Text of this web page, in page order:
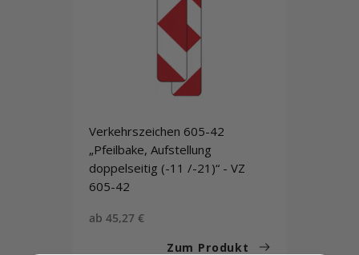
Verkehrszeichen 605-42
„Pfeilbake, Aufstellung
doppelseitig (-11 /-21)“ - VZ
605-42
Sonderpreis
ab 45,27 €
Zum Produkt